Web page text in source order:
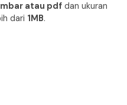
atau pdfdan ukuran
dari 1MB.